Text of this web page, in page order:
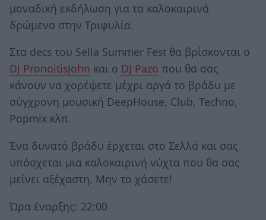
μοναδική εκδήλωση για τα καλοκαιρινά
δρώμενα στην Τριφυλία.
Στα decs του Sella Summer Fest θα βρίσκονται ο
DJ PronoitisJohn και ο DJ Pazo που θα σας
κάνουν να χορέψετε μέχρι αργά το βράδυ με
σύγχρονη μουσική DeepHouse, Club, Techno,
Popmix κλπ.
Ένα δυνατό βράδυ έρχεται στο Σελλά και σας
υπόσχεται μια καλοκαιρινή νύχτα που θα σας
μείνει αξέχαστη. Μην το χάσετε!
Ώρα έναρξης: 22:00